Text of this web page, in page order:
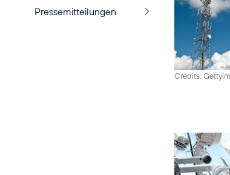
Pressemitteilungen
Credits: